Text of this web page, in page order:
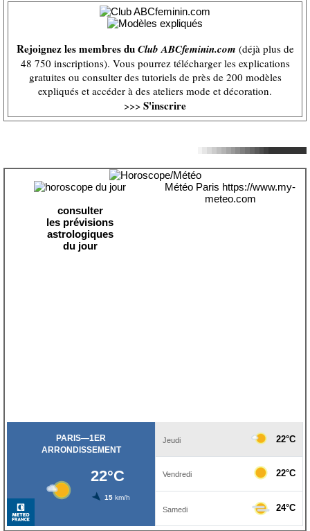
Rejoignez les membres duClub ABCfeminin.com (déjà plus de
48 750 inscriptions). Vous pourrez télécharger les explications
gratuites ou consulter des tutoriels de près de 200 modèles
expliqués et accéder à des ateliers mode et décoration.
>>> S'inscrire
consulter
les prévisions
astrologiques
du jour
Météo Paris https://www.my-
meteo.com